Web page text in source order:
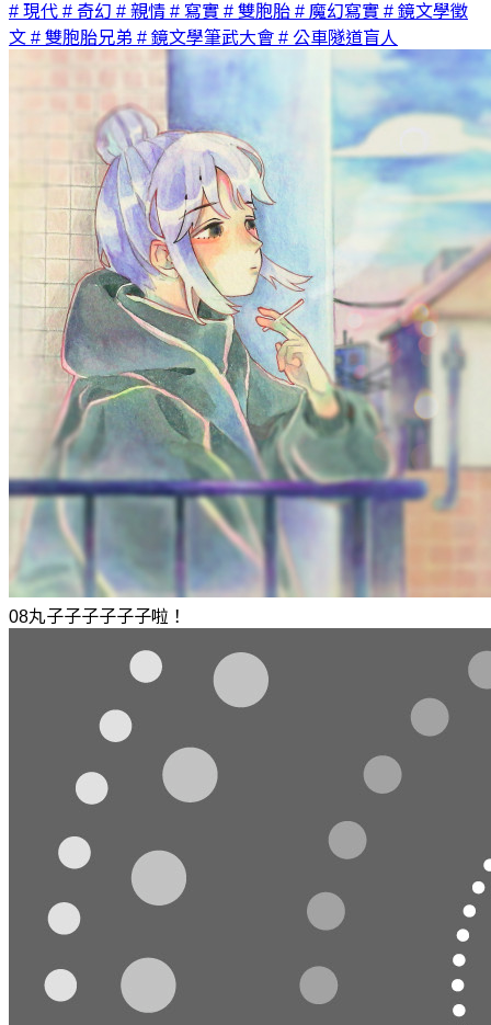
# 現代 # 奇幻 # 親情 # 寫實 # 雙胞胎 # 魔幻寫實 # 鏡文學徵
文 # 雙胞胎兄弟 # 鏡文學筆武大會 # 公車隧道盲人
08丸子子子子子子啦！